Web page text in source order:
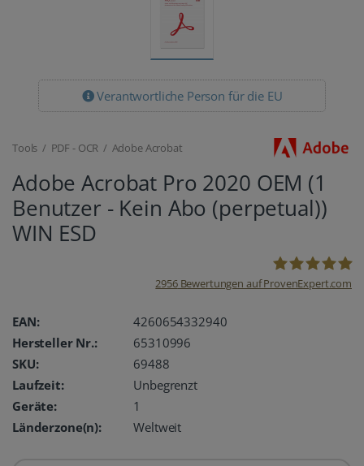
Verantwortliche Person für die EU
Tools / PDF - OCR / Adobe Acrobat
Adobe Acrobat Pro 2020 OEM (1
Benutzer - Kein Abo (perpetual))
WIN ESD
2956Bewertungen auf ProvenExpert.com
EAN:
4260654332940
Hersteller Nr.:
65310996
SKU:
69488
Laufzeit:
Unbegrenzt
Geräte:
1
Länderzone(n):
Weltweit